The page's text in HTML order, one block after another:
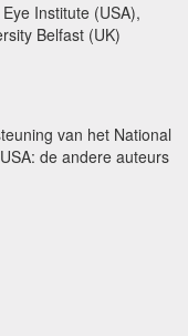
Institute (USA),
Belfast (UK)
van het National
de andere auteurs